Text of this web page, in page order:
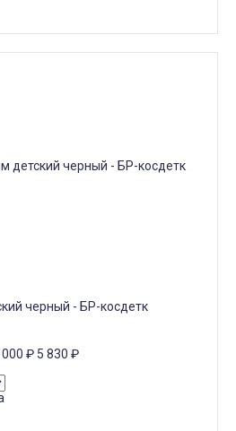
черный - БР-косдетк
₽ 5 830 ₽